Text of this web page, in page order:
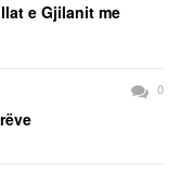
e Gjilanit me
0